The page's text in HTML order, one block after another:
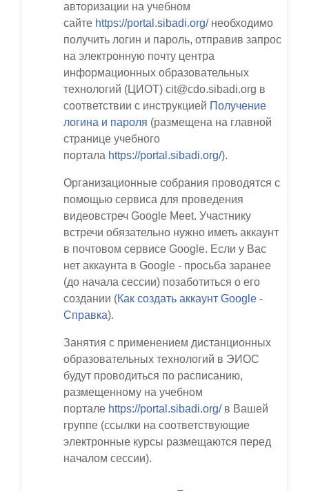
авторизации на учебном
сайте https://portal.sibadi.org/необходимо
получить логин и пароль, отправив запрос
на электронную почту центра
информационных образовательных
технологий (ЦИОТ) cit@cdo.sibadi.org в
соответствии с инструкцией Получение
логина и пароля (размещена на главной
странице учебного
портала https://portal.sibadi.org/).
Организационные собрания проводятся с
помощью сервиса для проведения
видеовстреч Google Meet. Участнику
встречи обязательно нужно иметь аккаунт
в почтовом сервисе Google. Если у Вас
нет аккаунта в Google - просьба заранее
(до начала сессии) позаботиться о его
создании (Как создать аккаунт Google -
Cправка).
Занятия с применением дистанционных
образовательных технологий в ЭИОС
будут проводиться по расписанию,
размещенному на учебном
портале https://portal.sibadi.org/ в Вашей
группе (ссылки на соответствующие
электронные курсы размещаются перед
началом сессии).